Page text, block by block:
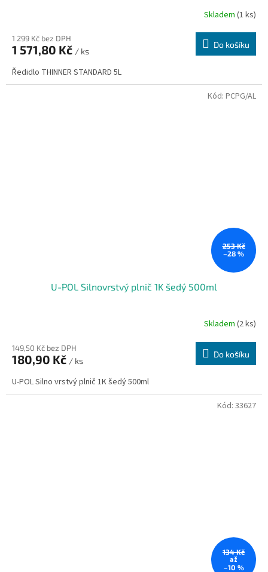
Skladem (1 ks)
1 299 Kč bez DPH
1 571,80 Kč / ks
Do košíku
Ředidlo THINNER STANDARD 5L
253 Kč
–28 %
U-POL Silnovrstvý plnič 1K šedý 500ml
Skladem (2 ks)
149,50 Kč bez DPH
180,90 Kč / ks
Do košíku
U-POL Silno vrstvý plnič 1K šedý 500ml
Kód: PCPG/AL
134 Kč
až
–10 %
Kód: 33627